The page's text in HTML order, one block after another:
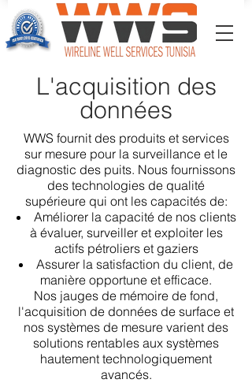
L'acquisition des
données
WWS fournit des produits et services
sur mesure pour la surveillance et le
diagnostic des puits. Nous fournissons
des technologies de qualité
supérieure qui ont les capacités de:
Améliorer la capacité de nos clients
à évaluer, surveiller et exploiter les
actifs pétroliers et gaziers
Assurer la satisfaction du client, de
manière opportune et efficace.
Nos jauges de mémoire de fond,
l'acquisition de données de surface et
nos systèmes de mesure varient des
solutions rentables aux systèmes
hautement technologiquement
avancés.